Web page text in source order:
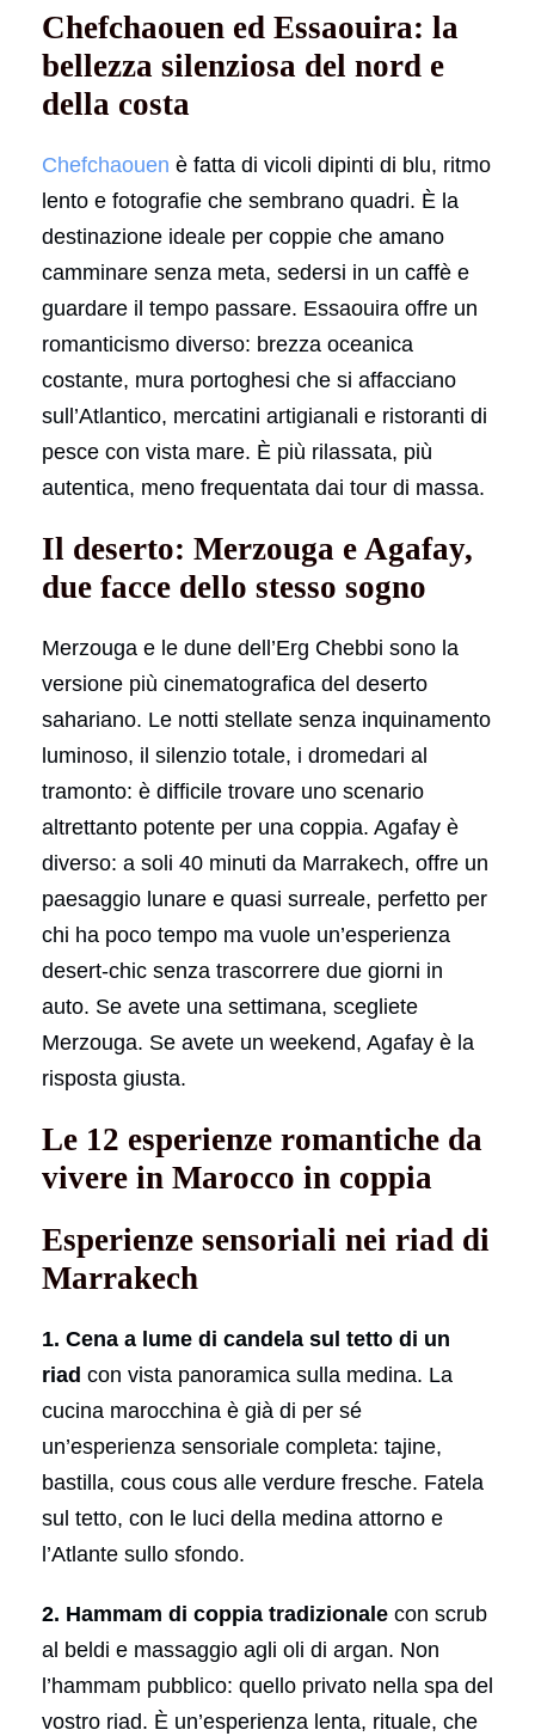
Chefchaouen ed Essaouira: la
bellezza silenziosa del nord e
della costa
Chefchaouen è fatta di vicoli dipinti di blu, ritmo
lento e fotografie che sembrano quadri. È la
destinazione ideale per coppie che amano
camminare senza meta, sedersi in un caffè e
guardare il tempo passare. Essaouira offre un
romanticismo diverso: brezza oceanica
costante, mura portoghesi che si affacciano
sull’Atlantico, mercatini artigianali e ristoranti di
pesce con vista mare. È più rilassata, più
autentica, meno frequentata dai tour di massa.
Il deserto: Merzouga e Agafay,
due facce dello stesso sogno
Merzouga e le dune dell’Erg Chebbi sono la
versione più cinematografica del deserto
sahariano. Le notti stellate senza inquinamento
luminoso, il silenzio totale, i dromedari al
tramonto: è difficile trovare uno scenario
altrettanto potente per una coppia. Agafay è
diverso: a soli 40 minuti da Marrakech, offre un
paesaggio lunare e quasi surreale, perfetto per
chi ha poco tempo ma vuole un’esperienza
desert-chic senza trascorrere due giorni in
auto. Se avete una settimana, scegliete
Merzouga. Se avete un weekend, Agafay è la
risposta giusta.
Le 12 esperienze romantiche da
vivere in Marocco in coppia
Esperienze sensoriali nei riad di
Marrakech
1. Cena a lume di candela sul tetto di un
riad con vista panoramica sulla medina. La
cucina marocchina è già di per sé
un’esperienza sensoriale completa: tajine,
bastilla, cous cous alle verdure fresche. Fatela
sul tetto, con le luci della medina attorno e
l’Atlante sullo sfondo.
2. Hammam di coppia tradizionale con scrub
al beldi e massaggio agli oli di argan. Non
l’hammam pubblico: quello privato nella spa del
vostro riad. È un’esperienza lenta, rituale, che